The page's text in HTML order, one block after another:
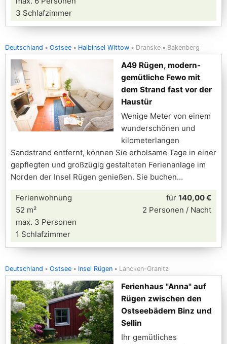
3 Schlafzimmer
Deutschland Ostsee Halbinsel Wittow Dranske Bakenberg
A49 Rügen, modern-
gemütliche Fewo mit
dem Strand fast vor der
Haustür
Wenige Meter von einem
wunderschönen und
kilometerlangen
Sandstrand entfernt, können Sie erholsame Tage in einer
gepflegten und großzügig gestalteten Ferienanlage im
Norden der Insel Rügen genießen. Sie buchen
Ferienwohnung
52 m²
max. 3 Personen
1 Schlafzimmer
für 140,00 €
2 Personen / Nacht
Deutschland Ostsee Insel Rügen Lancken-Granitz
Ferienhaus "Anna" auf
Rügen zwischen den
Ostseebädern Binz und
Sellin
Ihr gemütliches